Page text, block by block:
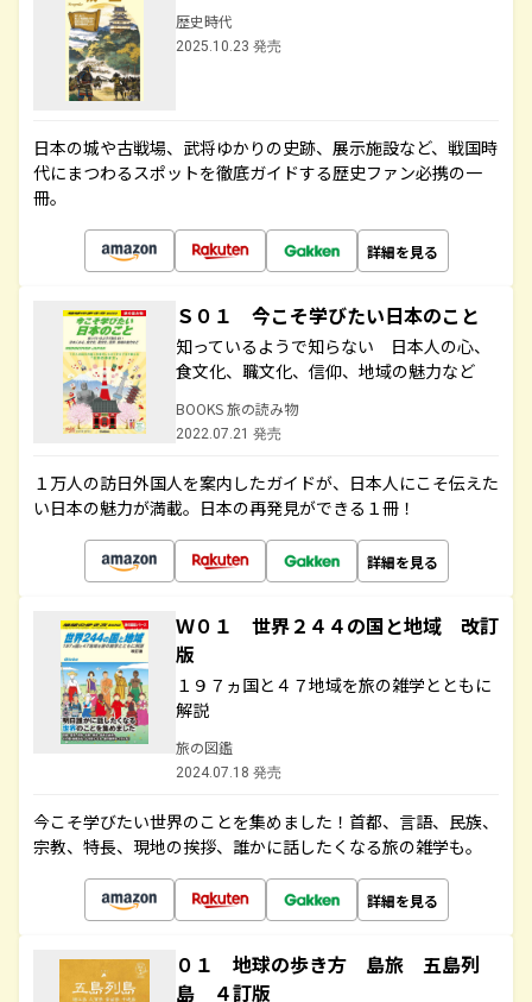
歴史時代
2025.10.23 発売
日本の城や古戦場、武将ゆかりの史跡、展示施設など、戦国時
代にまつわるスポットを徹底ガイドする歴史ファン必携の一
冊。
詳細を見る
Ｓ０１ 今こそ学びたい日本のこと
知っているようで知らない 日本人の心、
食文化、職文化、信仰、地域の魅力など
BOOKS 旅の読み物
2022.07.21 発売
１万人の訪日外国人を案内したガイドが、日本人にこそ伝えた
い日本の魅力が満載。日本の再発見ができる１冊！
詳細を見る
Ｗ０１ 世界２４４の国と地域 改訂
版
１９７ヵ国と４７地域を旅の雑学とともに
解説
旅の図鑑
2024.07.18 発売
今こそ学びたい世界のことを集めました！首都、言語、民族、
宗教、特長、現地の挨拶、誰かに話したくなる旅の雑学も。
詳細を見る
０１ 地球の歩き方 島旅 五島列
島 ４訂版